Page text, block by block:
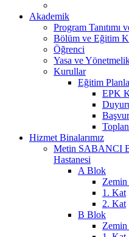
Akademik
Program Tanıtımı
Bölüm ve Eğitim
Öğrenci
Yasa ve
Kurullar
Eğitim
EPK
Hizmet Binalarımız
Metin SABANCI
Hastanesi
A Blok
1. Kat
2. Kat
B Blok